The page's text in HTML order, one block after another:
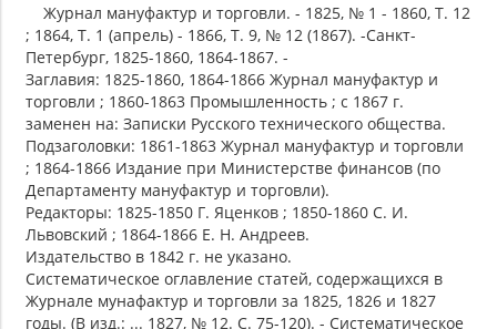
Журнал мануфактур и торговли. - 1825, № 1 - 1860, Т. 12
; 1864, Т. 1 (апрель) - 1866, Т. 9, № 12 (1867). -Санкт-
Петербург, 1825-1860, 1864-1867. -
Заглавия: 1825-1860, 1864-1866 Журнал мануфактур и
торговли ; 1860-1863 Промышленность ; с 1867 г.
заменен на: Записки Русского технического общества.
Подзаголовки: 1861-1863 Журнал мануфактур и торговли
; 1864-1866 Издание при Министерстве финансов (по
Департаменту мануфактур и торговли).
Редакторы: 1825-1850 Г. Яценков ; 1850-1860 С. И.
Львовский ; 1864-1866 Е. Н. Андреев.
Издательство в 1842 г. не указано.
Систематическое оглавление статей, содержащихся в
Журнале мунафактур и торговли за 1825, 1826 и 1827
годы. (В изд.: ... 1827, № 12. С. 75-120). - Систематическое